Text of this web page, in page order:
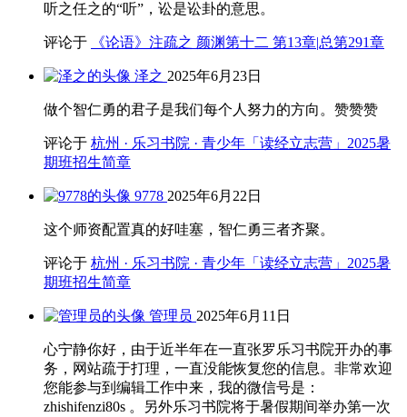
听之任之的“听”，讼是讼卦的意思。
评论于 《论语》注疏之 颜渊第十二 第13章|总第291章
泽之 2025年6月23日
做个智仁勇的君子是我们每个人努力的方向。赞赞赞
评论于 杭州 · 乐习书院 · 青少年「读经立志营」2025暑
期班招生简章
9778 2025年6月22日
这个师资配置真的好哇塞，智仁勇三者齐聚。
评论于 杭州 · 乐习书院 · 青少年「读经立志营」2025暑
期班招生简章
管理员 2025年6月11日
心宁静你好，由于近半年在一直张罗乐习书院开办的事
务，网站疏于打理，一直没能恢复您的信息。非常欢迎
您能参与到编辑工作中来，我的微信号是：
zhishifenzi80s 。另外乐习书院将于暑假期间举办第一次